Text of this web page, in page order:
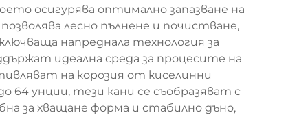
осигурява оптимално запазване на
лесно пълнене и почистване,
напреднала технология за
идеална среда за процесите на
на корозия от киселинни
64 унции, тези кани се съобразяват с
за хващане форма и стабилно дъно,